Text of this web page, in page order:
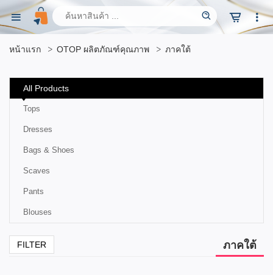
หน้าแรก OTOP ผลิตภัณฑ์คุณภาพ ภาคใต้
All Products
Tops
Dresses
Bags & Shoes
Scaves
Pants
Blouses
FILTER ภาคใต้